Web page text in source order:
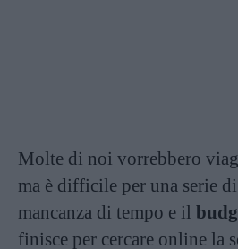
Molte di noi vorrebbero
ma è difficile per una serie
mancanza di tempo e il
finisce per cercare online la